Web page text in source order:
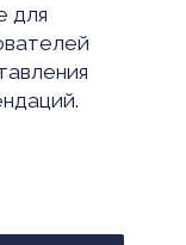
для